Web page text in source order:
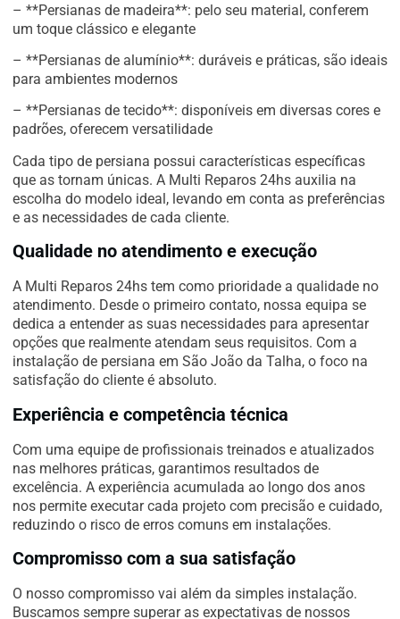
– **Persianas de madeira**: pelo seu material, conferem
um toque clássico e elegante
– **Persianas de alumínio**: duráveis e práticas, são ideais
para ambientes modernos
– **Persianas de tecido**: disponíveis em diversas cores e
padrões, oferecem versatilidade
Cada tipo de persiana possui características específicas
que as tornam únicas. A Multi Reparos 24hs auxilia na
escolha do modelo ideal, levando em conta as preferências
e as necessidades de cada cliente.
Qualidade no atendimento e execução
A Multi Reparos 24hs tem como prioridade a qualidade no
atendimento. Desde o primeiro contato, nossa equipa se
dedica a entender as suas necessidades para apresentar
opções que realmente atendam seus requisitos. Com a
instalação de persiana em São João da Talha, o foco na
satisfação do cliente é absoluto.
Experiência e competência técnica
Com uma equipe de profissionais treinados e atualizados
nas melhores práticas, garantimos resultados de
excelência. A experiência acumulada ao longo dos anos
nos permite executar cada projeto com precisão e cuidado,
reduzindo o risco de erros comuns em instalações.
Compromisso com a sua satisfação
O nosso compromisso vai além da simples instalação.
Buscamos sempre superar as expectativas de nossos